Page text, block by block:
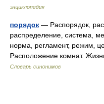
энциклопедия
порядок — Распорядок,
распределение, система,
норма, регламент, режим,
Расположение комнат.
Словарь синонимов